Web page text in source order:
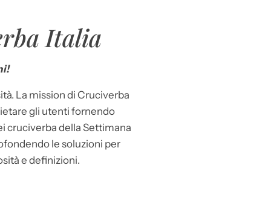
Italia
La mission di Cruciverba
gli utenti fornendo
cruciverba della Settimana
le soluzioni per
e definizioni.